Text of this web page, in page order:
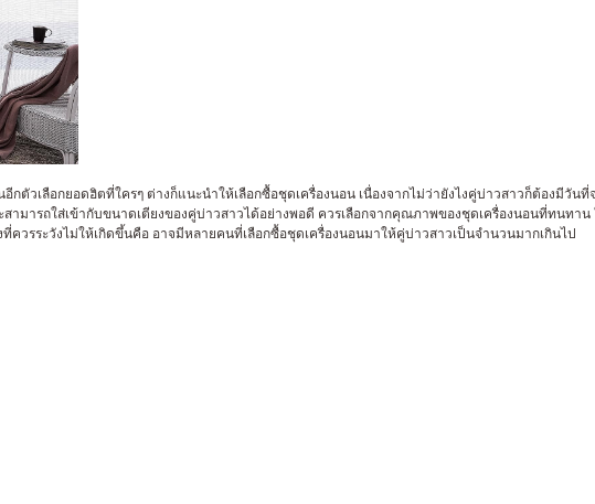
ตัวเลือกยอดฮิตที่ใครๆ ต่างก็แนะนำให้เลือกซื้อชุดเครื่องนอน เนื่องจากไม่ว่ายังไงคู่บ่าวสาวก็ต้องมีวั
ารถใส่เข้ากับขนาดเตียงของคู่บ่าวสาวได้อย่างพอดี ควรเลือกจากคุณภาพของชุดเครื่องนอนที่ทนทา
วรระวังไม่ให้เกิดขึ้นคือ อาจมีหลายคนที่เลือกซื้อชุดเครื่องนอนมาให้คู่บ่าวสาวเป็นจำนวนมากเกินไป